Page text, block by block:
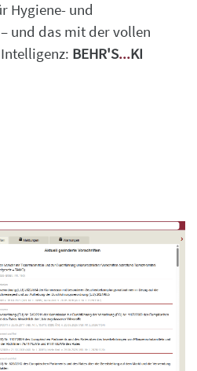
Hygiene- und
und das mit der vollen
BEHR'S...KI